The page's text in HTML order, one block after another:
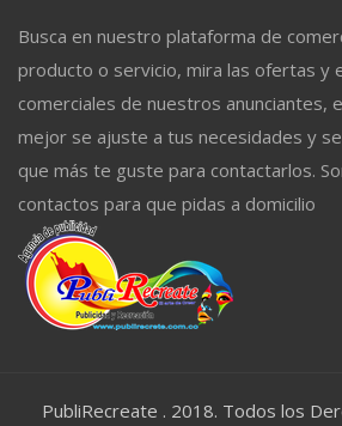
Busca en nuestro plataforma de
producto o servicio, mira las ofertas y
comerciales de nuestros anunciantes,
mejor se ajuste a tus necesidades y
que más te guste para contactarlos.
contactos para que pidas a domicilio
PubliRecreate . 2018. Todos los